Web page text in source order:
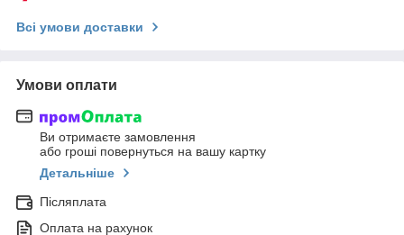
Всі умови доставки
Умови оплати
Ви отримаєте замовлення
або гроші повернуться на вашу картку
Детальніше
Післяплата
Оплата на рахунок